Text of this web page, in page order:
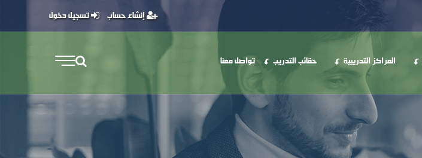
إنشاء حساب تسجيل دخول
المراكز التدريبية حقائب التدريب تواصل معنا